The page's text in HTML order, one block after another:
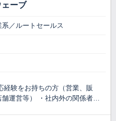
ーブ
／ルートセールス
経験をお持ちの方（営業、販
運営等） ・社内外の関係者…